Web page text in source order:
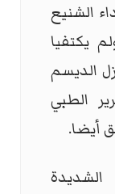
الشنيع
ولم يكتفيا
الديسم
الطبي
أيضا.
الشديدة